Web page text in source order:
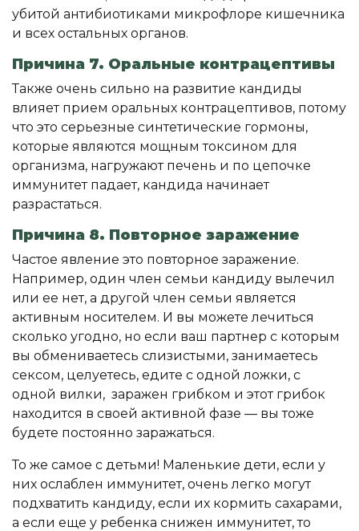
убитой антибиотиками микрофлоре кишечника
и всех остальных органов.
Причина 7. Оральные контрацептивы
Также очень сильно на развитие кандиды
влияет прием оральных контрацептивов, потому
что это серьезные синтетические гормоны,
которые являются мощным токсином для
организма, нагружают печень и по цепочке
иммунитет падает, кандида начинает
разрастаться.
Причина 8. Повторное заражение
Частое явление это повторное заражение.
Например, один член семьи кандиду вылечил
или ее нет, а другой член семьи является
активным носителем. И вы можете лечиться
сколько угодно, но если ваш партнер с которым
вы обмениваетесь слизистыми, занимаетесь
сексом, целуетесь, едите с одной ложки, с
одной вилки, заражен грибком и этот грибок
находится в своей активной фазе — вы тоже
будете постоянно заражаться.
То же самое с детьми! Маленькие дети, если у
них ослаблен иммунитет, очень легко могут
подхватить кандиду, если их кормить сахарами,
а если еще у ребенка снижен иммунитет, то